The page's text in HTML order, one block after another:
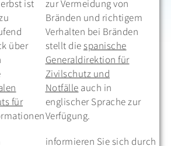
ist
über
für
zur Vermeidung von
Bränden und richtigem
Verhalten bei Bränden
stellt die spanische
Generaldirektion für
Zivilschutz und
Notfälle auch in
englischer Sprache zur
Verfügung.